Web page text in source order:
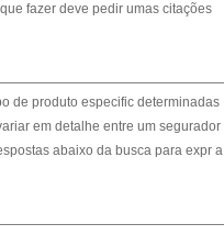
fazer deve pedir umas citações
de produto especific determinadas
em detalhe entre um segurador
abaixo da busca para expr a